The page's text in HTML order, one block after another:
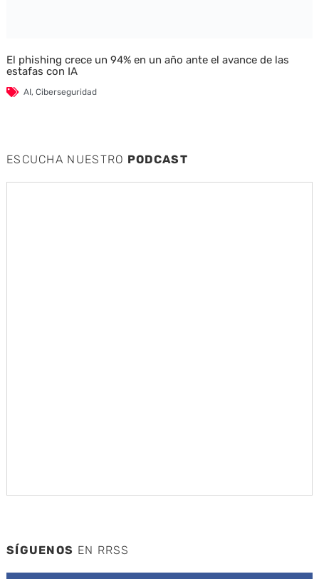
El phishing crece un 94% en un año ante el avance de las
estafas con IA
AI, Ciberseguridad
ESCUCHA NUESTRO PODCAST
SÍGUENOS EN RRSS